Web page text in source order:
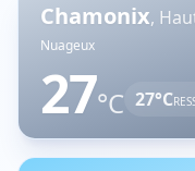
Chamonix,
Nuageux
27°C 27°C